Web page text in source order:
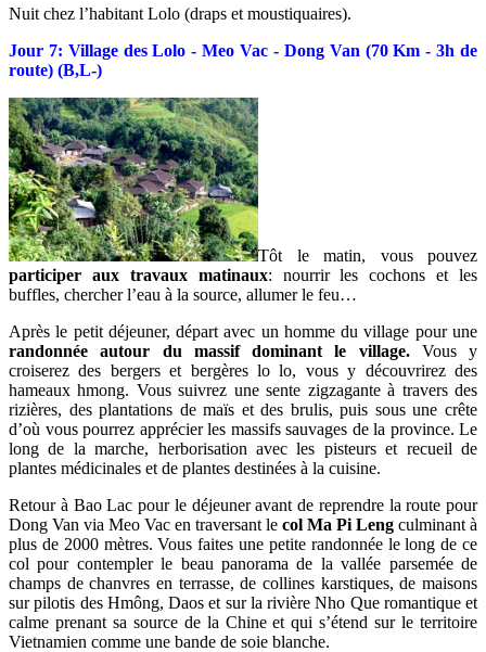
Nuit chez l’habitant Lolo (draps et moustiquaires).
Jour 7: Village des Lolo - Meo Vac - Dong Van (70 Km - 3h de
route) (B,L-)
Tôt le matin, vous pouvez
participer aux travaux matinaux: nourrir les cochons et les
buffles, chercher l’eau à la source, allumer le feu…
Après le petit déjeuner, départ avec un homme du village pour une
randonnée autour du massif dominant le village.Vous y
croiserez des bergers et bergères lo lo, vous y découvrirez des
hameaux hmong. Vous suivrez une sente zigzagante à travers des
rizières, des plantations de maïs et des brulis, puis sous une crête
d’où vous pourrez apprécier les massifs sauvages de la province. Le
long de la marche, herborisation avec les pisteurs et recueil de
plantes médicinales et de plantes destinées à la cuisine.
Retour à Bao Lac pour le déjeuner avant de reprendre la route pour
Dong Van via Meo Vac en traversant le col Ma Pi Leng culminant à
plus de 2000 mètres. Vous faites une petite randonnée le long de ce
col pour contempler le beau panorama de la vallée parsemée de
champs de chanvres en terrasse, de collines karstiques, de maisons
sur pilotis des Hmông, Daos et sur la rivière Nho Que romantique et
calme prenant sa source de la Chine et qui s’étend sur le territoire
Vietnamien comme une bande de soie blanche.